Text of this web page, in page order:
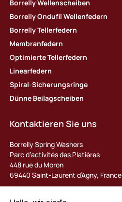
Borrelly Wellenscheiben
Borrelly Ondufil Wellenfedern
Borrelly Tellerfedern
Membranfedern
Optimierte Tellerfedern
Linearfedern
Spiral-Sicherungsringe
Dünne Beilagscheiben
Kontaktieren Sie uns
Borrelly Spring Washers
Parc d’activités des Platières
448 rue du Moron
69440 Saint-Laurent d’Agny, France